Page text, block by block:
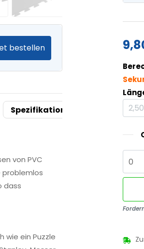
bestellen
Spezifikationen Verwandte
von PVC
problemlos
dass
wie ein Puzzle